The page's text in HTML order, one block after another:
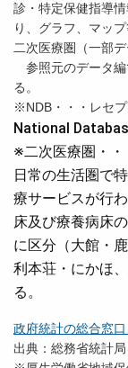
診・特定保健指導
り、グラフ、マッ
二次医療圏（一部
参照元のデータ編
る。
※NDB・・・レセ
National
※二次医療圏・
日常の生活圏で
療サービスが行
床及び療養病床
に区分（大館・
利本荘・にかほ
る。
政府統計の総合窓口
出典：総務省統計